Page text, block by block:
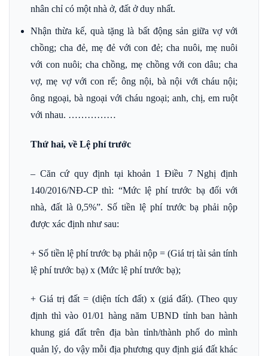
nhân chỉ có một nhà ở, đất ở duy nhất.
Nhận thừa kế, quà tặng là bất động sản giữa vợ với
chồng; cha đẻ, mẹ đẻ với con đẻ; cha nuôi, mẹ nuôi
với con nuôi; cha chồng, mẹ chồng với con dâu; cha
vợ, mẹ vợ với con rể; ông nội, bà nội với cháu nội;
ông ngoại, bà ngoại với cháu ngoại; anh, chị, em ruột
với nhau. ……………
Thứ hai, về Lệ phí trước
– Căn cứ quy định tại khoản 1 Điều 7 Nghị định
140/2016/NĐ-CP thì: “Mức lệ phí trước bạ đối với
nhà, đất là 0,5%”. Số tiền lệ phí trước bạ phải nộp
được xác định như sau:
+ Số tiền lệ phí trước bạ phải nộp = (Giá trị tài sản tính
lệ phí trước bạ) x (Mức lệ phí trước bạ);
+ Giá trị đất = (diện tích đất) x (giá đất). (Theo quy
định thì vào 01/01 hàng năm UBND tỉnh ban hành
khung giá đất trên địa bàn tỉnh/thành phố do mình
quản lý, do vậy mỗi địa phương quy định giá đất khác